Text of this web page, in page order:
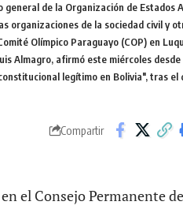
de la Organización de Estados
organizaciones de la sociedad civil y
Olímpico Paraguayo (COP) en
Almagro, afirmó este miércoles
legítimo en Bolivia", tras el
Compartir
el Consejo Permanente